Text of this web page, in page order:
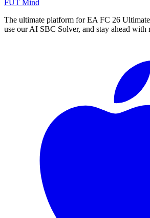
FUT Mind
The ultimate platform for EA FC 26
use our AI SBC Solver, and stay ahead with